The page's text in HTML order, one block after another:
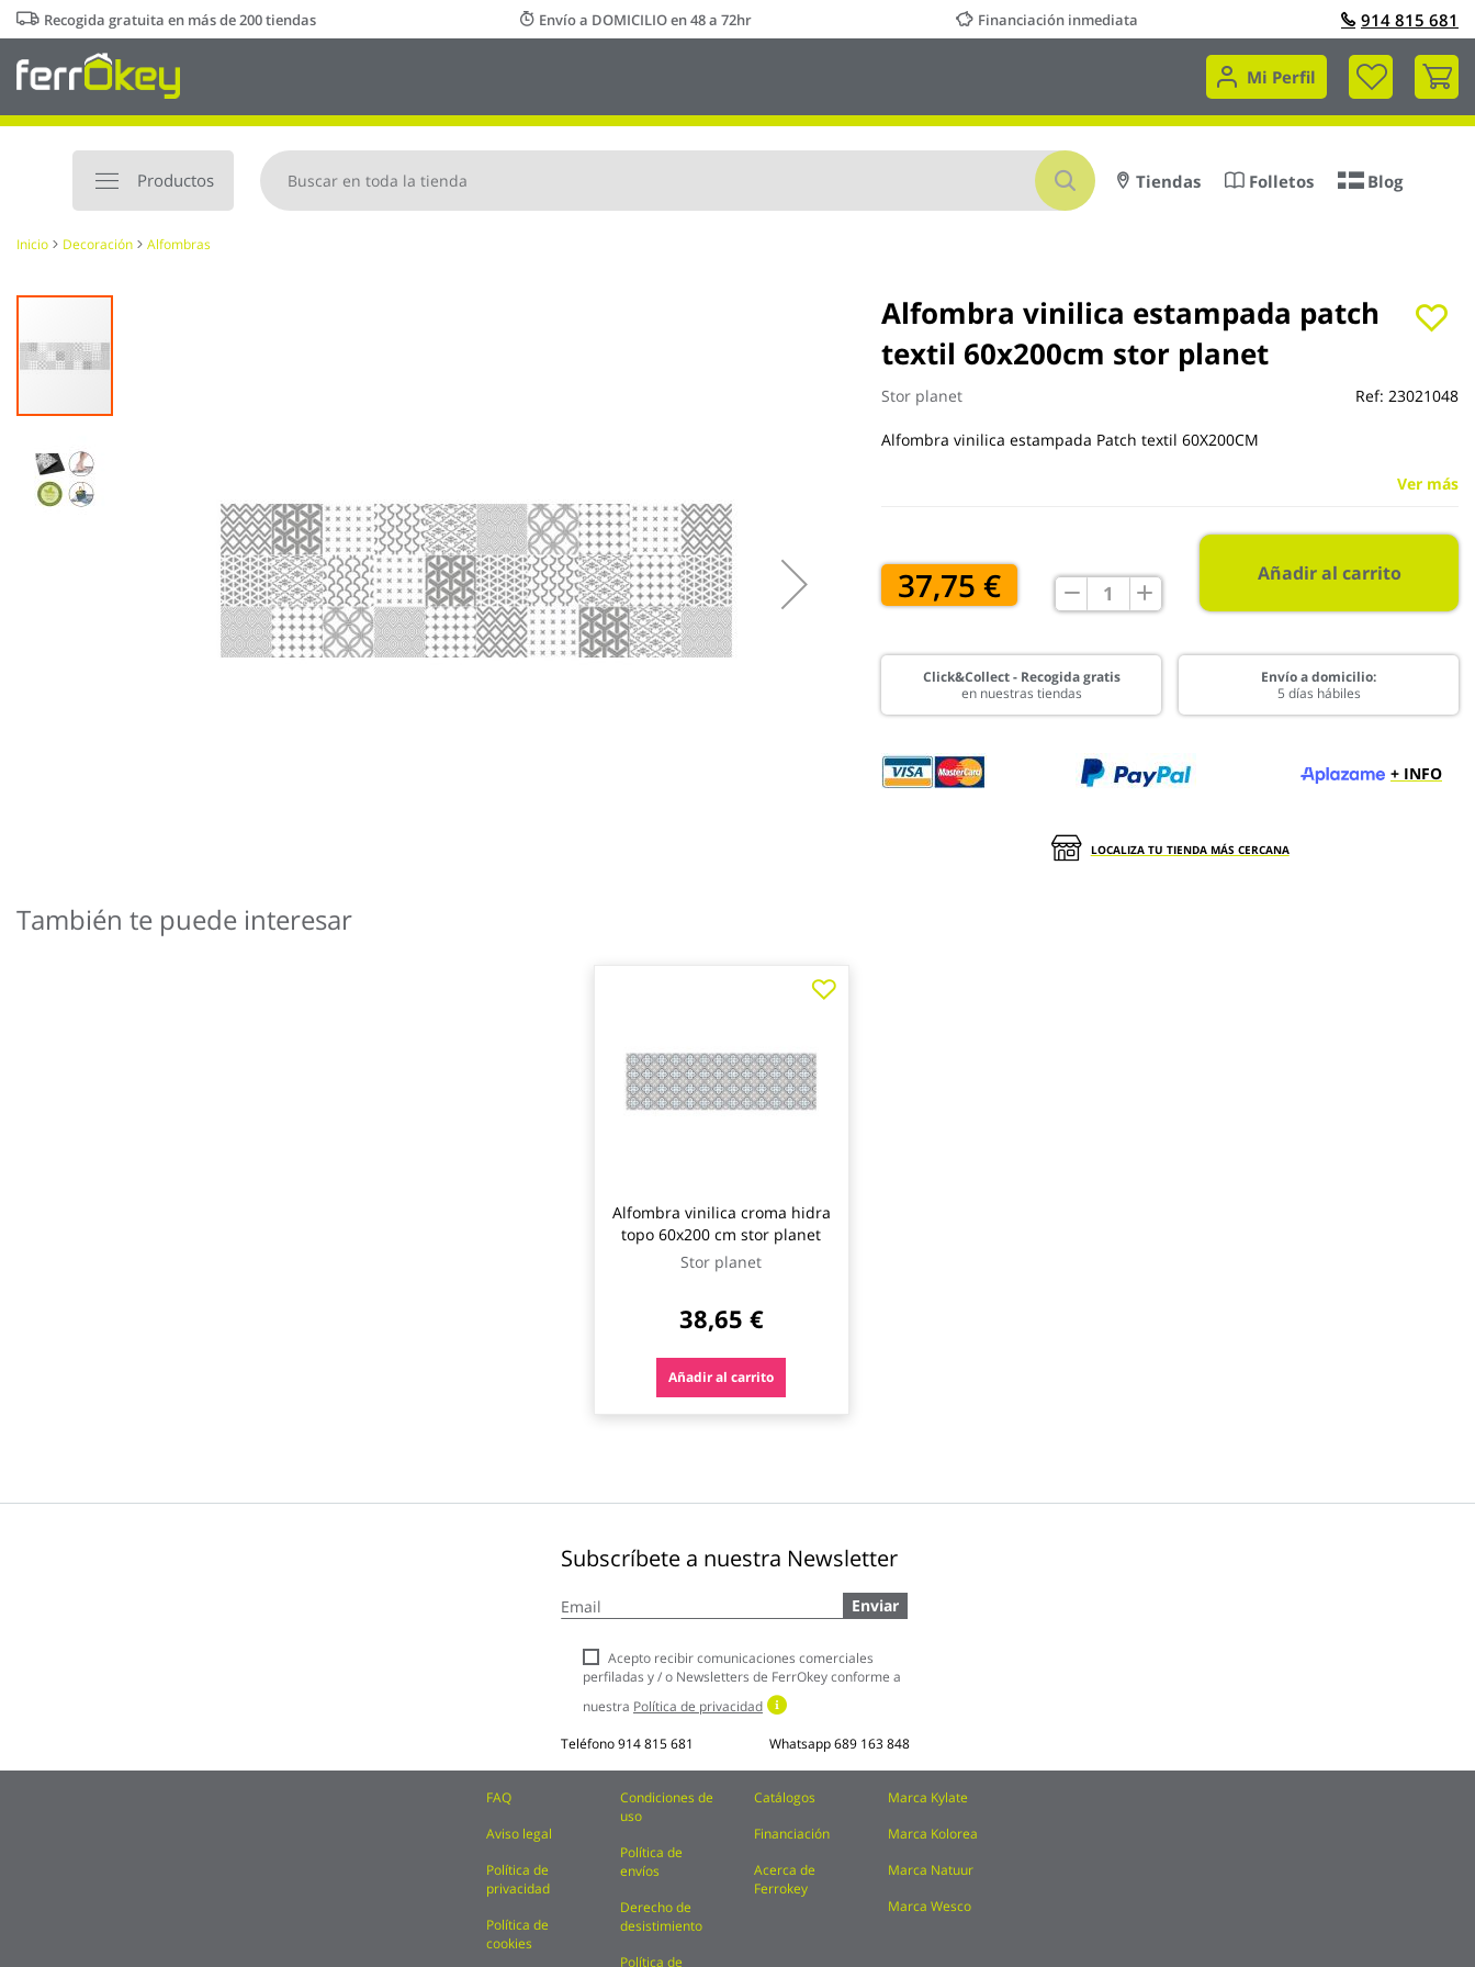
Ir
al
contenido
Recogida gratuita en más de 200 tiendas Envío a DOMICILIO en 48 a 72hr Financiación inmediata 914 815 681
Mi Perfil
Mi
Productos
Buscar
Tiendas Folletos Blog
Inicio Decoración Alfombras
Alfombra vinilica estampada patch
textil 60x200cm stor planet
Stor planet Ref: 23021048
Alfombra vinilica estampada Patch textil 60X200CM
Ver más
37,75 € Añadir al carrito
Click&Collect - Recogida gratis
en nuestras tiendas
Envío a domicilio:
5 días hábiles
+ INFO
LOCALIZA TU TIENDA MÁS CERCANA
Saltar
final
de
galería
imágenes
al
comienzo
También te puede interesar
Alfombra vinilica croma hidra
topo 60x200 cm stor planet
Stor planet
38,65 €
Añadir al carrito
Subscríbete a nuestra Newsletter
a
boletín
noticias:
Enviar
Acepto recibir comunicaciones comerciales
perfiladas y / o Newsletters de FerrOkey conforme a
nuestra Política de privacidad
Teléfono914 815 681 Whatsapp689 163 848
FAQ
Aviso legal
Política de
privacidad
Política de
cookies
Condiciones de
uso
Política de
envíos
Derecho de
desistimiento
Política de
Catálogos
Financiación
Acerca de
Ferrokey
Marca Kylate
Marca Kolorea
Marca Natuur
Marca Wesco